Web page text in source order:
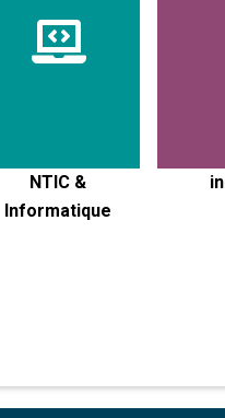
NTIC &
Informatique